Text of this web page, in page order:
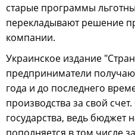
старые программы
перекладывают решение
компании.
Украинское издание
предприниматели
года и до последнего
производства за свой
государства, ведь бюджет
пополняется в том числе